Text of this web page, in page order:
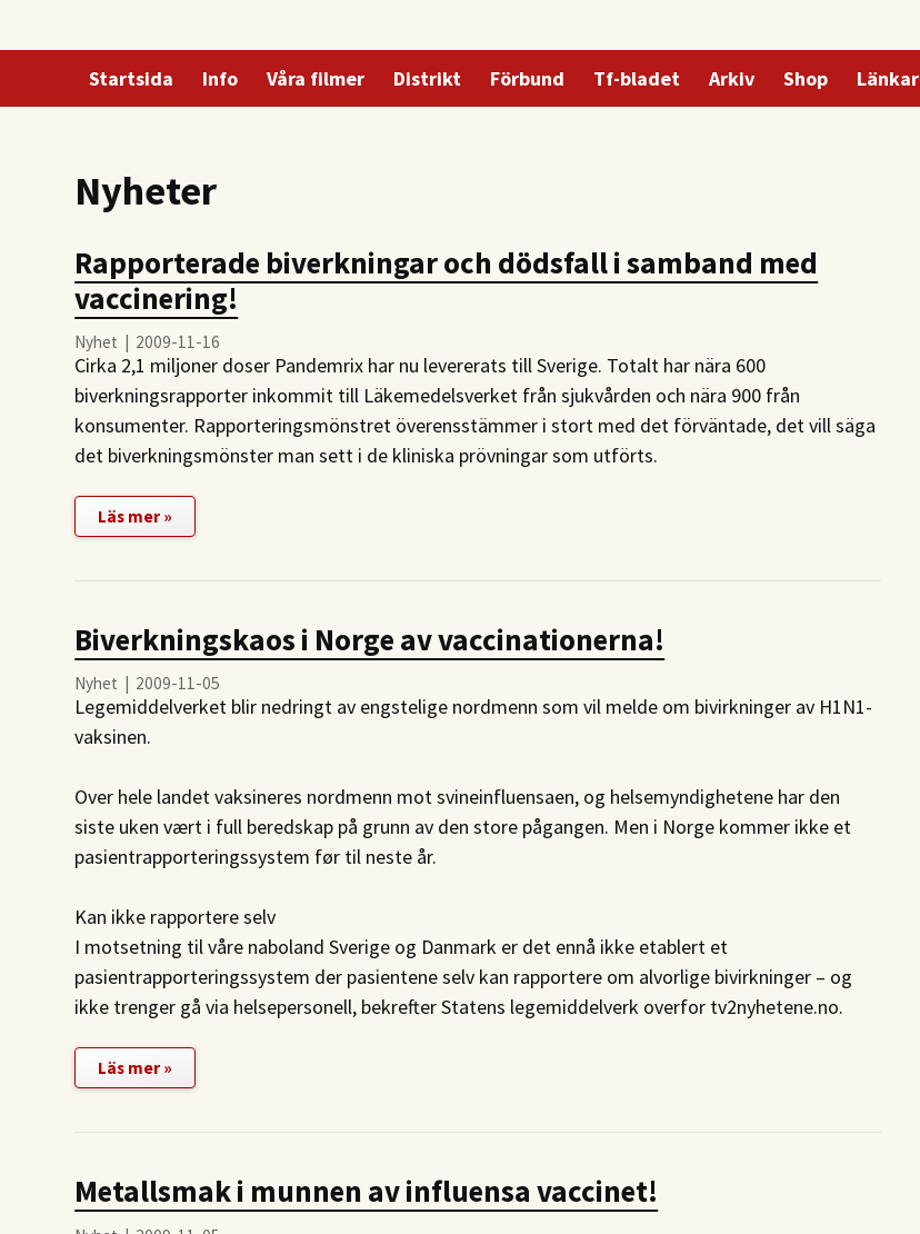
Startsida Info Våra filmer Distrikt Förbund Tf-bladet Arkiv Shop Länkar
Nyheter
Rapporterade biverkningar och dödsfall i samband med
vaccinering!
Nyhet | 2009-11-16
Cirka 2,1 miljoner doser Pandemrix har nu levererats till Sverige. Totalt har nära 600
biverkningsrapporter inkommit till Läkemedelsverket från sjukvården och nära 900 från
konsumenter. Rapporteringsmönstret överensstämmer i stort med det förväntade, det vill säga
det biverkningsmönster man sett i de kliniska prövningar som utförts.
Läs mer »
Biverkningskaos i Norge av vaccinationerna!
Nyhet | 2009-11-05
Legemiddelverket blir nedringt av engstelige nordmenn som vil melde om bivirkninger av H1N1-
vaksinen.
Over hele landet vaksineres nordmenn mot svineinfluensaen, og helsemyndighetene har den
siste uken vært i full beredskap på grunn av den store pågangen. Men i Norge kommer ikke et
pasientrapporteringssystem før til neste år.
Kan ikke rapportere selv
I motsetning til våre naboland Sverige og Danmark er det ennå ikke etablert et
pasientrapporteringssystem der pasientene selv kan rapportere om alvorlige bivirkninger – og
ikke trenger gå via helsepersonell, bekrefter Statens legemiddelverk overfor tv2nyhetene.no.
Läs mer »
Metallsmak i munnen av influensa vaccinet!